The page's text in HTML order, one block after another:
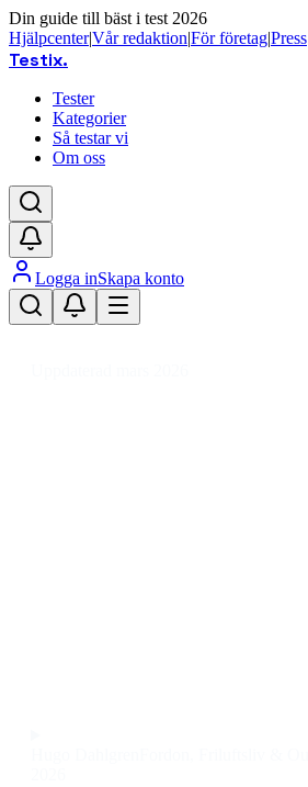
Din guide till bäst i test 2026
Hjälpcenter|Vår redaktion|För företag|Press
Testix.
Tester
Kategorier
Så testar vi
Om oss
Logga inSkapa konto